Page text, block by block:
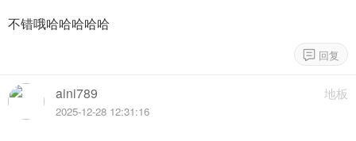
不错哦哈哈哈哈哈
地板
aini789
2025-12-28 12:31:16